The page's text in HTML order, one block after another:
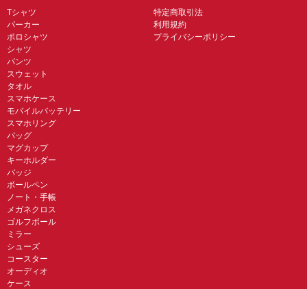
Tシャツ
パーカー
ポロシャツ
シャツ
パンツ
スウェット
タオル
スマホケース
モバイルバッテリー
スマホリング
バッグ
マグカップ
キーホルダー
バッジ
ボールペン
ノート・手帳
メガネクロス
ゴルフボール
ミラー
シューズ
コースター
オーディオ
ケース
特定商取引法
利用規約
プライバシーポリシー